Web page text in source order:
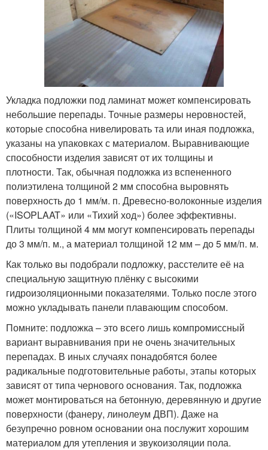
Укладка подложки под ламинат может компенсировать
небольшие перепады. Точные размеры неровностей,
которые способна нивелировать та или иная подложка,
указаны на упаковках с материалом. Выравнивающие
способности изделия зависят от их толщины и
плотности. Так, обычная подложка из вспененного
полиэтилена толщиной 2 мм способна выровнять
поверхность до 1 мм/м. п. Древесно-волоконные изделия
(«ISOPLAAT» или «Тихий ход») более эффективны.
Плиты толщиной 4 мм могут компенсировать перепады
до 3 мм/п. м., а материал толщиной 12 мм – до 5 мм/п. м.
Как только вы подобрали подложку, расстелите её на
специальную защитную плёнку с высокими
гидроизоляционными показателями. Только после этого
можно укладывать панели плавающим способом.
Помните: подложка – это всего лишь компромиссный
вариант выравнивания при не очень значительных
перепадах. В иных случаях понадобятся более
радикальные подготовительные работы, этапы которых
зависят от типа чернового основания. Так, подложка
может монтироваться на бетонную, деревянную и другие
поверхности (фанеру, линолеум ДВП). Даже на
безупречно ровном основании она послужит хорошим
материалом для утепления и звукоизоляции пола.